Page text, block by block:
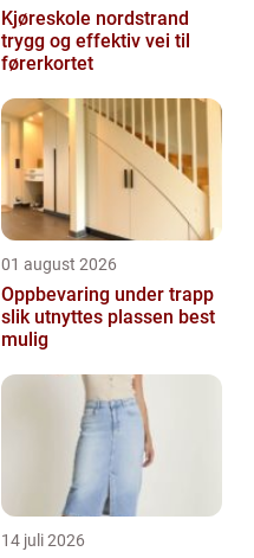
Kjøreskole nordstrand
trygg og effektiv vei til
førerkortet
01 august 2026
Oppbevaring under trapp
slik utnyttes plassen best
mulig
14 juli 2026